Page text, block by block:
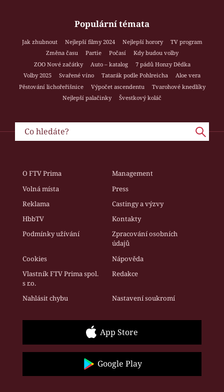
Populární témata
Jak zhubnout Nejlepší filmy 2024 Nejlepší horory
TV program
Změna času
Partie Počasí
Kdy budou volby
ZOO Nové začátky
Auto – katalog
7 pádů Honzy Dědka
Volby 2025
Svařené víno Tatarák podle Pohlreicha
Aloe vera
Pěstování lichořeřišnice
Výpočet ascendentu
Tvarohové knedlíky
Nejlepší palačinky
Švestkový koláč
O FTV Prima
Management
Volná místa
Press
Reklama
Castingy a výzvy
HbbTV
Kontakty
Podmínky užívání
Zpracování osobních
údajů
Cookies
Nápověda
Vlastník FTV Prima spol.
s r.o.
Redakce
Nahlásit chybu Nastavení soukromí
App Store
Google Play